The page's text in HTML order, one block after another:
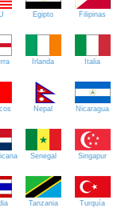
Egipto Filipinas
Irlanda Italia
Nepal Nicaragua
Senegal Singapur
Tanzania Turquía